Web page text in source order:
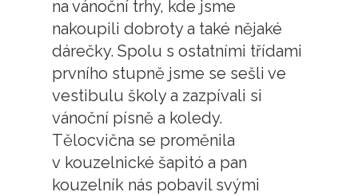
na vánoční trhy, kde jsme
nakoupili dobroty a také nějaké
dárečky. Spolu s ostatními třídami
prvního stupně jsme se sešli ve
vestibulu školy a zazpívali si
vánoční písně a koledy.
Tělocvična se proměnila
v kouzelnické šapitó a pan
kouzelník nás pobavil svými